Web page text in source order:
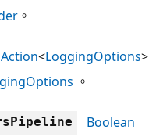
。
Action<LoggingOptions>
。
Boolean